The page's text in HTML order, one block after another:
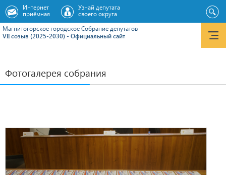
Магнитогорское городское Cобрание депутатов
VII созыв (2025-2030) - Официальный сайт
Интернет
приёмная
Узнай депутата
своего округа
Фотогалерея собрания